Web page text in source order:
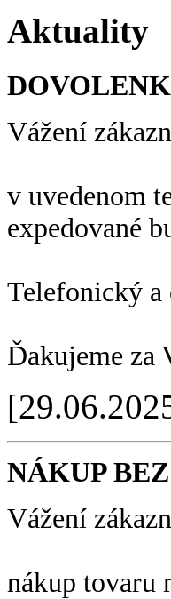
Aktuality
Vážení
v uvedenom
expedované
Telefonický a
Ďakujeme za
NÁKUP
Vážení
nákup tovaru